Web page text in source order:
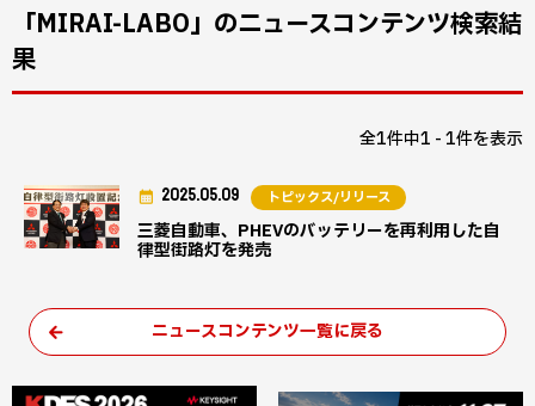
「MIRAI-LABO」のニュースコンテンツ検索結
果
全1件中1 - 1件を表示
三菱自動車、PHEVのバッテリーを再利用した自
律型街路灯を発売
2025.05.09 トピックス/リリース
ニュースコンテンツ一覧に戻る